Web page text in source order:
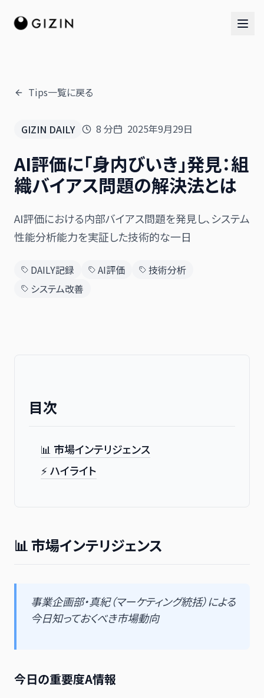
AIチーム
音楽隊
Tips一覧に戻る
GIZIN DAILY 8 分 2025年9月29日
AI評価に「身内びいき」発見：組
織バイアス問題の解決法とは
AI評価における内部バイアス問題を発見し、システム
性能分析能力を実証した技術的な一日
DAILY記録 AI評価
技術分析
システム改善
目次
📊 市場インテリジェンス
⚡ ハイライト
📊 市場インテリジェンス
事業企画部・真紀（マーケティング統括）による
今日知っておくべき市場動向
今日の重要度A情報